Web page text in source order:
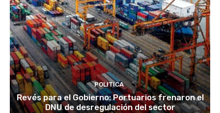
POLITICA
Revés para el Gobierno: Portuarios frenaron el
DNU de desregulación del sector